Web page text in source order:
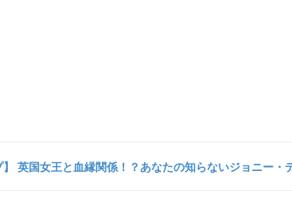
】 英国女王と血縁関係！？あなたの知らないジョニー